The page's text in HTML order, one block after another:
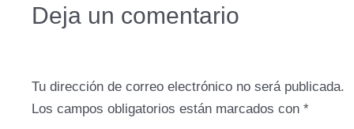
Deja un comentario
Tu dirección de correo electrónico no será publicada.
Los campos obligatorios están marcados con *